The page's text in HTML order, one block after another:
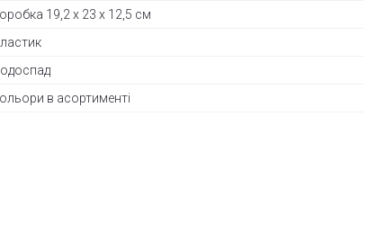
19,2 х 23 х 12,5 см
в асортименті